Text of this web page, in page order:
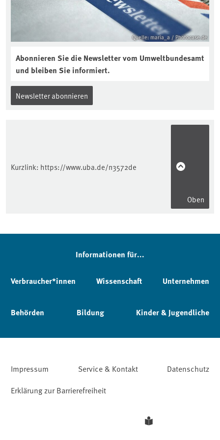
Quelle: maria_a / Photocase.de
Abonnieren Sie die Newsletter vom Umweltbundesamt
und bleiben Sie informiert.
Newsletter abonnieren
Kurzlink: https://www.uba.de/n3572de
Oben
Informationen für...
Verbraucher*innen Wissenschaft Unternehmen
Behörden Bildung Kinder & Jugendliche
Impressum Service & Kontakt
Datenschutz
Erklärung zur Barrierefreiheit